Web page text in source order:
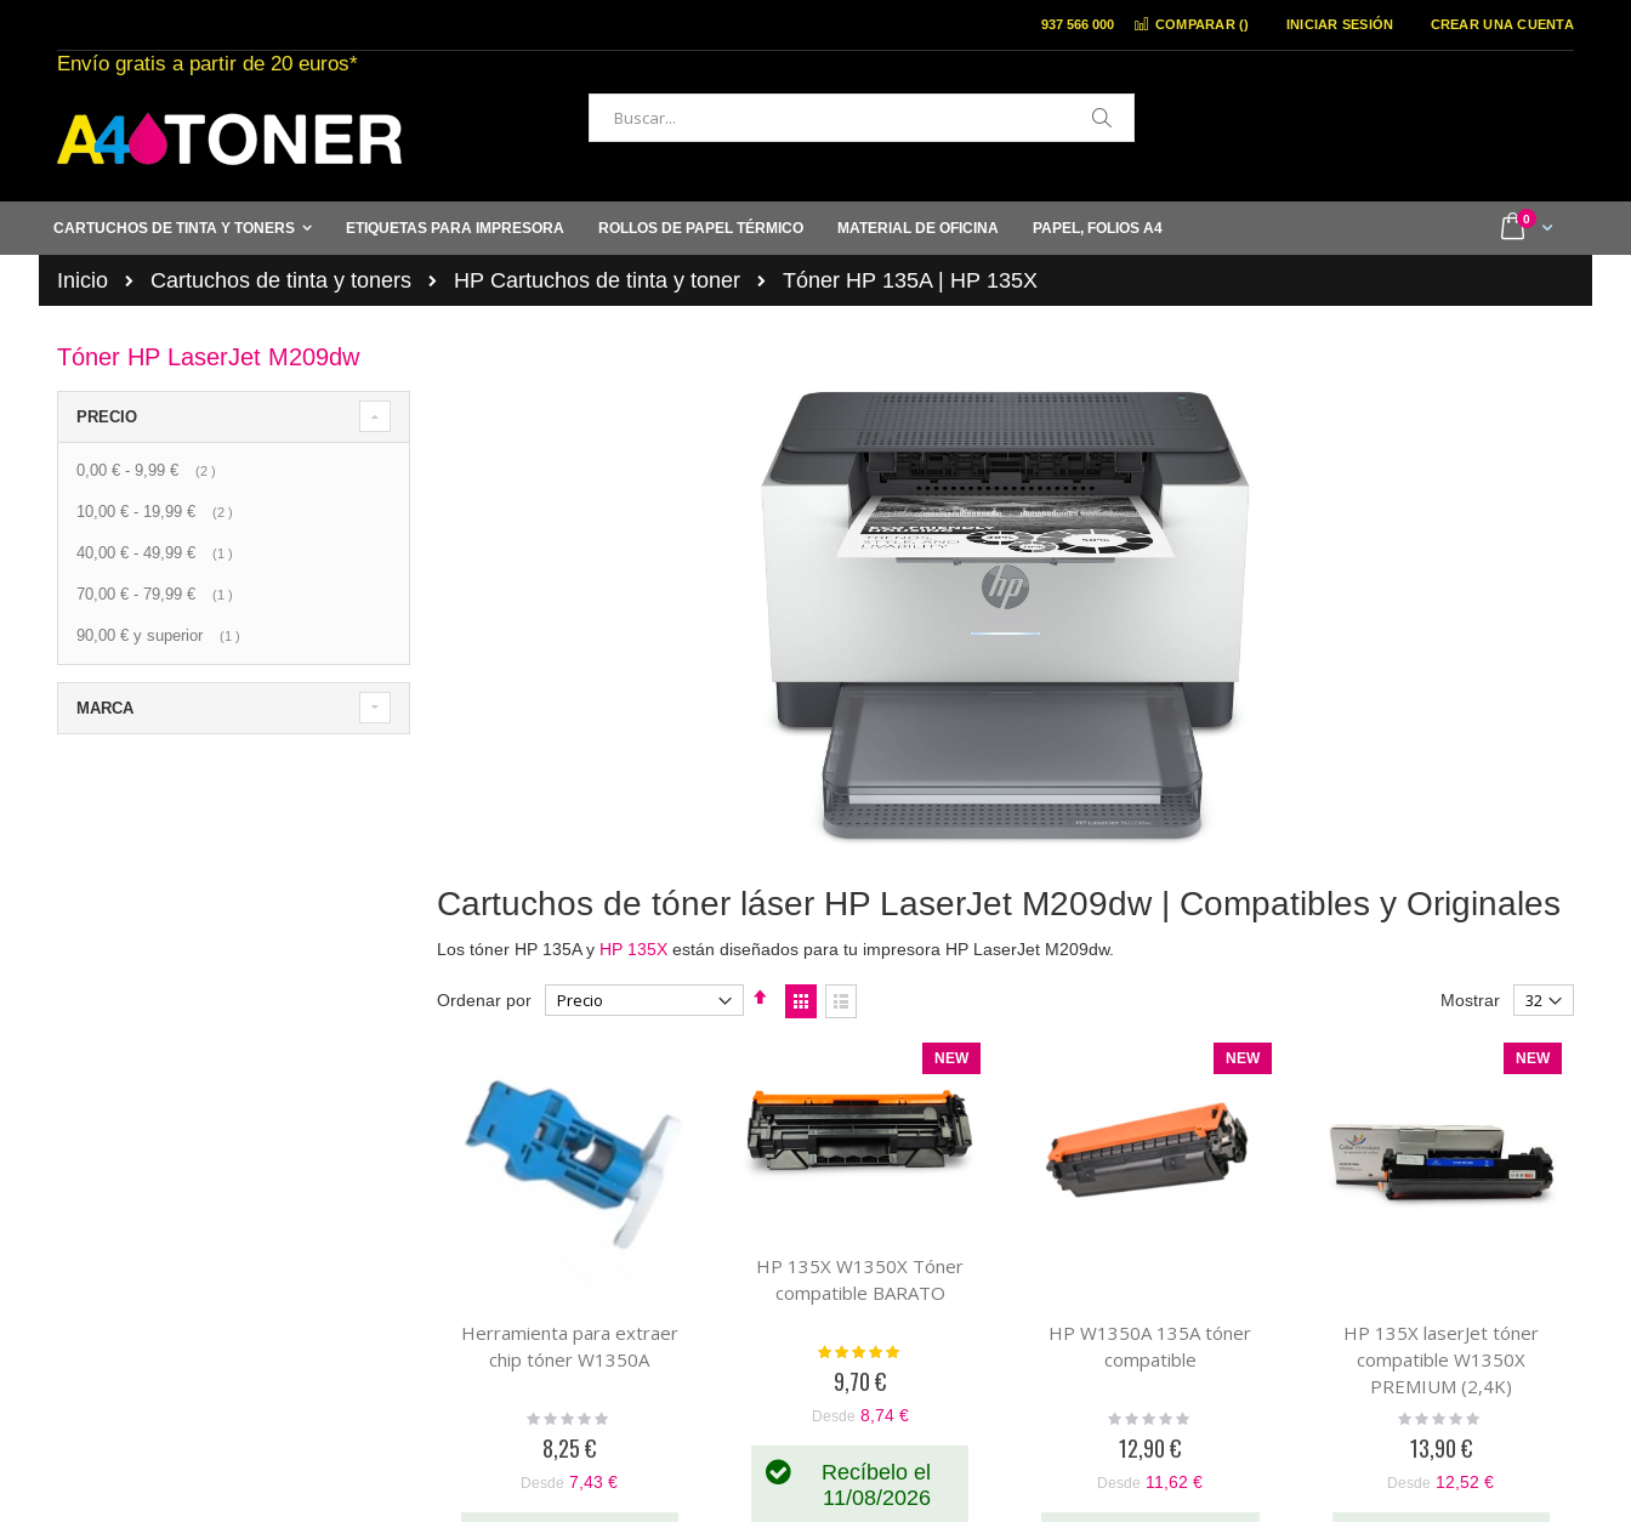
al
contenido
COMPARAR () INICIAR SESIÓN CREAR UNA CUENTA
937 566 000
Envío gratis a partir de 20 euros*
Buscar
Cart
0items
CARTUCHOS DE TINTA Y TONERS ETIQUETAS PARA IMPRESORA ROLLOS DE PAPEL TÉRMICO MATERIAL DE OFICINA PAPEL, FOLIOS A4
Inicio Cartuchos de tinta y toners HP Cartuchos de tinta y toner Tóner HP 135A | HP 135X
Tóner HP LaserJet M209dw
Cartuchos de tóner láser HP LaserJet M209dw | Compatibles y Originales
Los tóner HP 135A y HP 135Xestán diseñados para tu impresora HP LaserJet M209dw.
Ordenar por
Fijar
Dirección
Ver
como
Mostrar
Herramienta para extraer
chip tóner W1350A
Rating:
8,25 €
Desde 7,43 €
NEW
HP 135X W1350X Tóner
compatible BARATO
Valoración:
9,70 €
Desde 8,74 €
Recíbelo el
11/08/2026
NEW
HP W1350A 135A tóner
compatible
Rating:
12,90 €
Desde 11,62 €
NEW
HP 135X laserJet tóner
compatible W1350X
PREMIUM (2,4K)
Rating:
13,90 €
Desde 12,52 €
PRECIO
0,00 € - 9,99 € 2 artículo
10,00 € - 19,99 € 2 artículo
40,00 € - 49,99 € 1 artículo
70,00 € - 79,99 € 1 artículo
90,00 € y superior 1 artículo
MARCA